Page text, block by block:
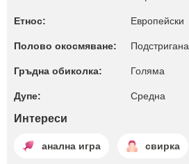
Етнос: Европейски
Полово окосмяване: Подстригана
Гръдна обиколка: Голяма
Дупе: Среднa
Интереси
анална игра свирка